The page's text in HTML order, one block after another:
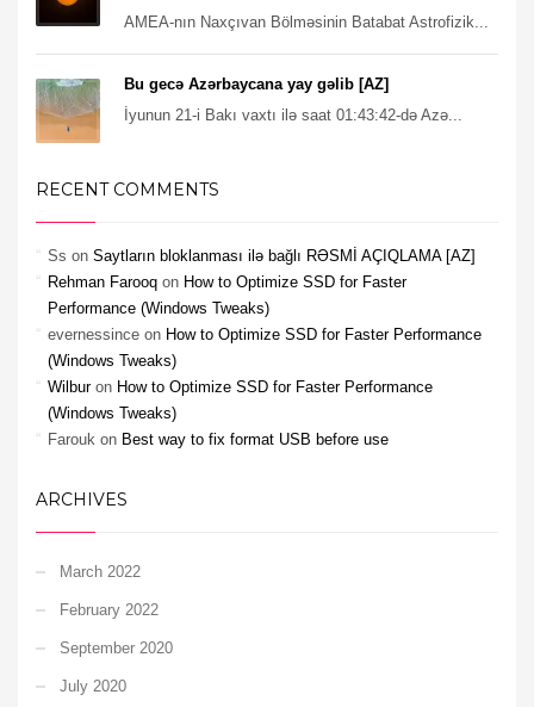
AMEA-nın Naxçıvan Bölməsinin Batabat Astrofizik...
Bu gecə Azərbaycana yay gəlib [AZ]
İyunun 21-i Bakı vaxtı ilə saat 01:43:42-də Azə...
RECENT COMMENTS
Ss on Saytların bloklanması ilə bağlı RƏSMİ AÇIQLAMA [AZ]
Rehman Farooq on How to Optimize SSD for Faster
Performance (Windows Tweaks)
evernessince on How to Optimize SSD for Faster Performance
(Windows Tweaks)
Wilburon How to Optimize SSD for Faster Performance
(Windows Tweaks)
Farouk on Best way to fix format USB before use
ARCHIVES
March 2022
February 2022
September 2020
July 2020